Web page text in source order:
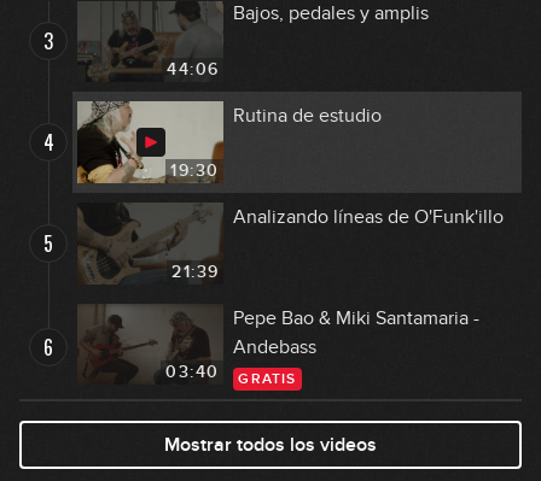
3
44:06
Bajos, pedales y amplis
4
19:30
Rutina de estudio
5
21:39
Analizando líneas de O'Funk'illo
6
03:40
Pepe Bao & Miki Santamaria -
Andebass
GRATIS
Mostrar todos los videos